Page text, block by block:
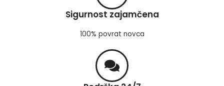
Sigurnost zajamčena
100% povrat novca